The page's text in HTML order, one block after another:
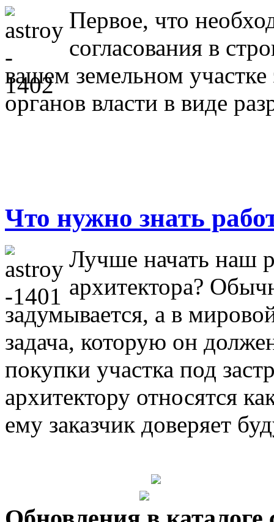
Первое, что
согласования в
вашем земельном
органов власти в виде
Что нужно знать
Лучше начать наш
архитектора?
задумывается, а в
задача, которую он
покупки участка под
архитектору относятся
ему заказчик доверяет